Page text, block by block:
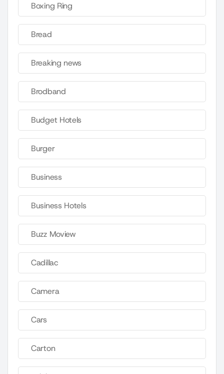
Boxing Ring
Bread
Breaking news
Brodband
Budget Hotels
Burger
Business
Business Hotels
Buzz Moview
Cadillac
Camera
Cars
Carton